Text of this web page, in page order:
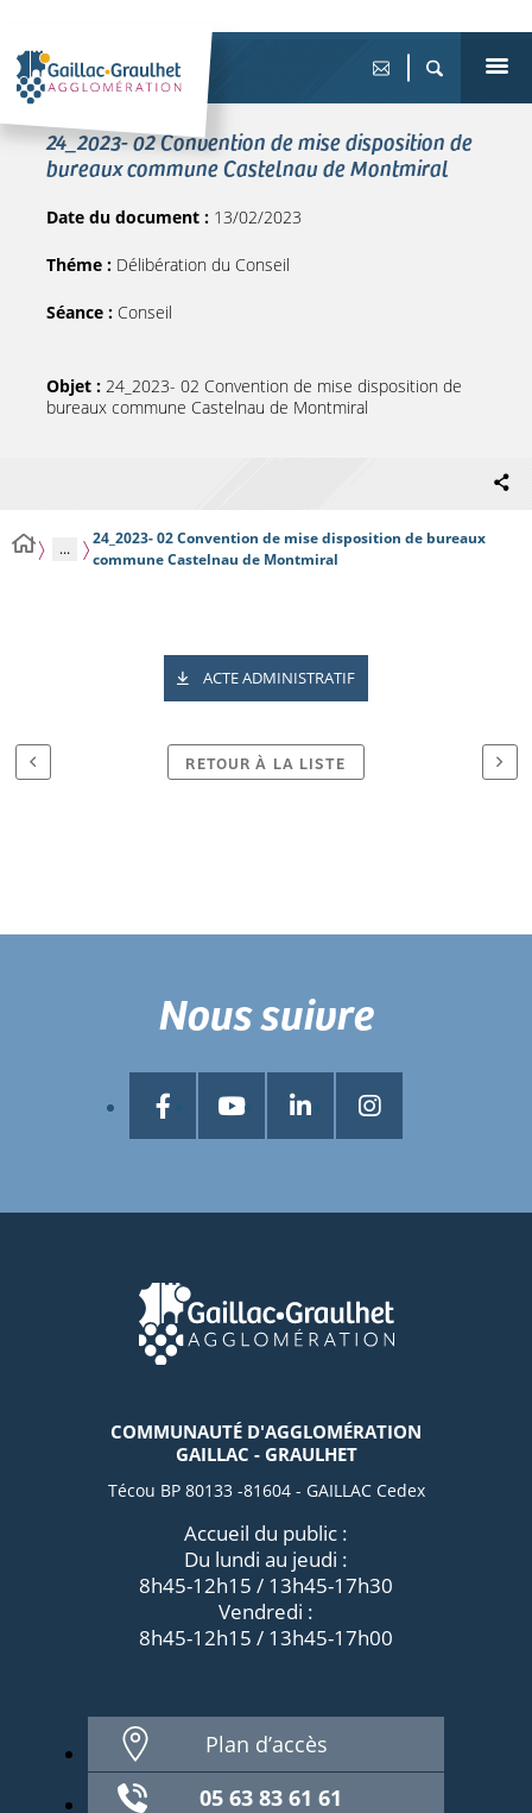
24_2023- 02 Convention de mise disposition de
bureaux commune Castelnau de Montmiral
Date du document : 13/02/2023
Théme : Délibération du Conseil
Séance : Conseil
Objet : 24_2023- 02 Convention de mise disposition de
bureaux commune Castelnau de Montmiral
...
24_2023- 02 Convention de mise disposition de bureaux
commune Castelnau de Montmiral
ACTE ADMINISTRATIF
RETOUR À LA LISTE
COMMUNAUTÉ D'AGGLOMÉRATION
GAILLAC - GRAULHET
Técou BP 80133 -81604 - GAILLAC Cedex
Accueil du public :
Du lundi au jeudi :
8h45-12h15 / 13h45-17h30
Vendredi :
8h45-12h15 / 13h45-17h00
Plan d’accès
05 63 83 61 61
Nous suivre